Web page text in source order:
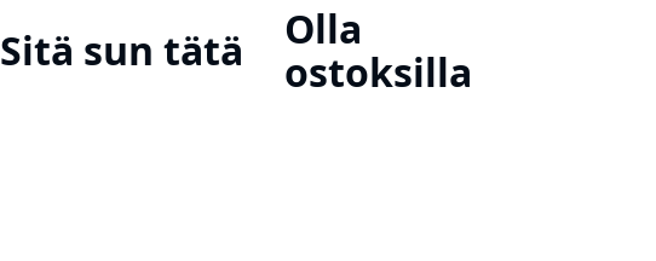
Sitä sun tätä
Olla
ostoksilla